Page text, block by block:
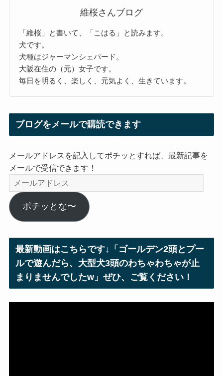
維桜さんブログ
「維桜」と書いて、「こはる」と読みます。
犬です。
犬種はジャーマンシェパード。
大阪在住の（元）女子です。
毎日を明るく、楽しく、元気よく、生きています。
ブログをメールで購読できます
メールアドレスを記入してポチッとすれば、最新記事を
メールで受信できます！
メ
ー
ル
ア
ス
ポチッとな〜
最新動画はこちらです↓「ゴールデン2頭とプー
ルで遊んだら、大型犬3頭のわちゃわちゃが止
まりませんでしたw」ぜひ、ご覧ください！